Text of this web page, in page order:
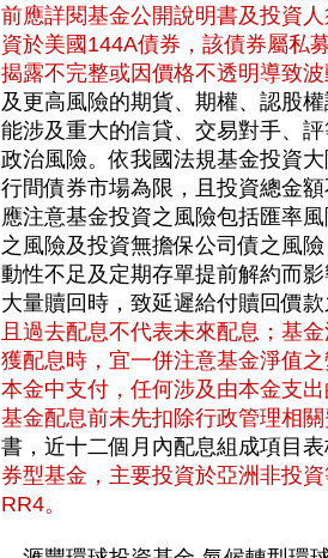
前應詳閱基金公開說明書及投資
資於美國144A債券，該債券屬私
揭露不完整或因價格不透明導致
及更高風險的期貨、期權、認股
能涉及重大的信貸、交易對手、
政治風險。依我國法規基金投資
行間債券市場為限，且投資總金
應注意基金投資之風險包括匯率
之風險及投資無擔保公司債之風
動性不足及定期存單提前解約而
大量贖回時，致延遲給付贖回價
且過去配息不代表未來配息；基
獲配息時，宜一併注意基金淨值
本金中支付，任何涉及由本金支
基金配息前未先扣除行政管理相
書，近十二個月內配息組成項目
券型基金，主要投資於亞洲非投
RR4。